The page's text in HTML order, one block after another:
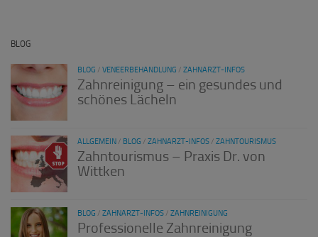
BLOG
BLOG / VENEERBEHANDLUNG / ZAHNARZT-INFOS
Zahnreinigung – ein gesundes und
schönes Lächeln
ALLGEMEIN / BLOG / ZAHNARZT-INFOS / ZAHNTOURISMUS
Zahntourismus – Praxis Dr. von
Wittken
BLOG / ZAHNARZT-INFOS / ZAHNREINIGUNG
Professionelle Zahnreinigung